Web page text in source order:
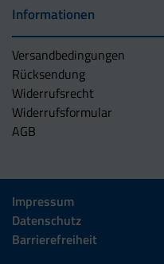
Informationen
Versandbedingungen
Rücksendung
Widerrufsrecht
Widerrufsformular
AGB
Impressum
Datenschutz
Barrierefreiheit